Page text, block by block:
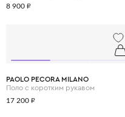
8 900 ₽
PAOLO PECORA MILANO
Поло с коротким рукавом
17 200 ₽